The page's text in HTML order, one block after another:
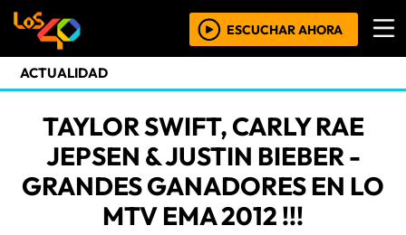
ESCUCHAR AHORA
ACTUALIDAD
TAYLOR SWIFT, CARLY RAE
JEPSEN & JUSTIN BIEBER -
GRANDES GANADORES EN LO
MTV EMA 2012 !!!